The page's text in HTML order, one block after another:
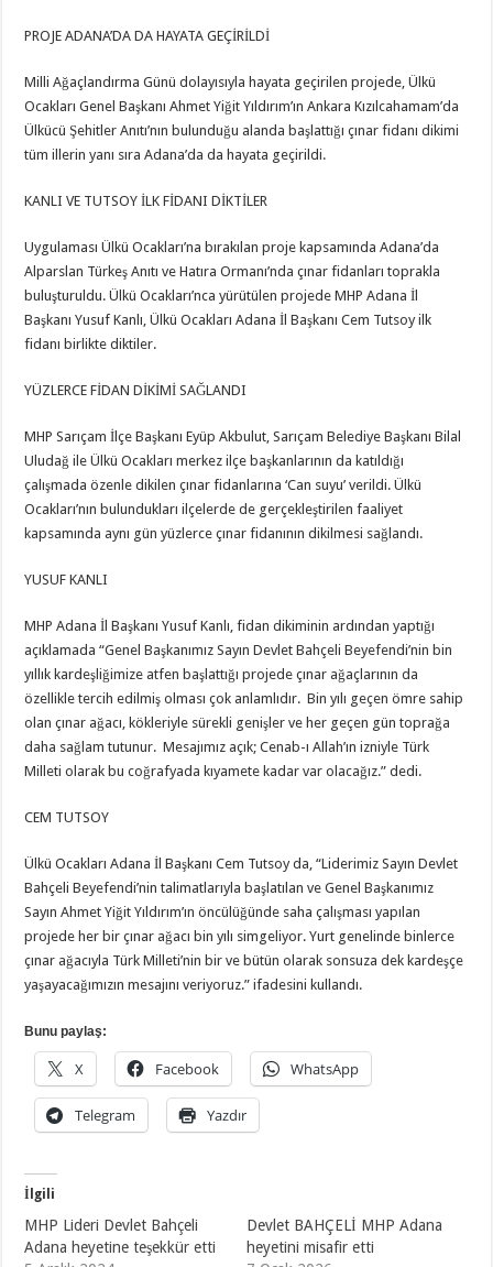
PROJE ADANA’DA DA HAYATA GEÇİRİLDİ
Milli Ağaçlandırma Günü dolayısıyla hayata geçirilen projede, Ülkü
Ocakları Genel Başkanı Ahmet Yiğit Yıldırım’ın Ankara Kızılcahamam’da
Ülkücü Şehitler Anıtı’nın bulunduğu alanda başlattığı çınar fidanı dikimi
tüm illerin yanı sıra Adana’da da hayata geçirildi.
KANLI VE TUTSOY İLK FİDANI DİKTİLER
Uygulaması Ülkü Ocakları’na bırakılan proje kapsamında Adana’da
Alparslan Türkeş Anıtı ve Hatıra Ormanı’nda çınar fidanları toprakla
buluşturuldu. Ülkü Ocakları’nca yürütülen projede MHP Adana İl
Başkanı Yusuf Kanlı, Ülkü Ocakları Adana İl Başkanı Cem Tutsoy ilk
fidanı birlikte diktiler.
YÜZLERCE FİDAN DİKİMİ SAĞLANDI
MHP Sarıçam İlçe Başkanı Eyüp Akbulut, Sarıçam Belediye Başkanı Bilal
Uludağ ile Ülkü Ocakları merkez ilçe başkanlarının da katıldığı
çalışmada özenle dikilen çınar fidanlarına ‘Can suyu’ verildi. Ülkü
Ocakları’nın bulundukları ilçelerde de gerçekleştirilen faaliyet
kapsamında aynı gün yüzlerce çınar fidanının dikilmesi sağlandı.
YUSUF KANLI
MHP Adana İl Başkanı Yusuf Kanlı, fidan dikiminin ardından yaptığı
açıklamada “Genel Başkanımız Sayın Devlet Bahçeli Beyefendi’nin bin
yıllık kardeşliğimize atfen başlattığı projede çınar ağaçlarının da
özellikle tercih edilmiş olması çok anlamlıdır. Bin yılı geçen ömre sahip
olan çınar ağacı, kökleriyle sürekli genişler ve her geçen gün toprağa
daha sağlam tutunur. Mesajımız açık; Cenab-ı Allah’ın izniyle Türk
Milleti olarak bu coğrafyada kıyamete kadar var olacağız.” dedi.
CEM TUTSOY
Ülkü Ocakları Adana İl Başkanı Cem Tutsoy da, “Liderimiz Sayın Devlet
Bahçeli Beyefendi’nin talimatlarıyla başlatılan ve Genel Başkanımız
Sayın Ahmet Yiğit Yıldırım’ın öncülüğünde saha çalışması yapılan
projede her bir çınar ağacı bin yılı simgeliyor. Yurt genelinde binlerce
çınar ağacıyla Türk Milleti’nin bir ve bütün olarak sonsuza dek kardeşçe
yaşayacağımızın mesajını veriyoruz.” ifadesini kullandı.
Bunu paylaş:
X Facebook WhatsApp
Telegram Yazdır
İlgili
MHP Lideri Devlet Bahçeli
Adana heyetine teşekkür etti
Devlet BAHÇELİ MHP Adana
heyetini misafir etti